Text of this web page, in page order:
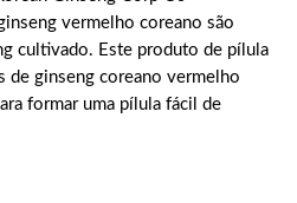
vermelho coreano são
cultivado. Este produto de pílula
de ginseng coreano vermelho
formar uma pílula fácil de